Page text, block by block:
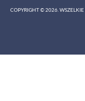
COPYRIGHT ©2026 .